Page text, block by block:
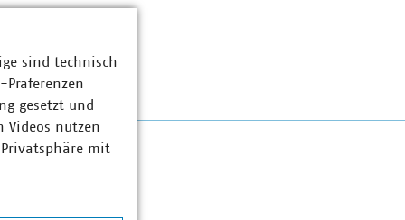
sind technisch
gesetzt und
Videos nutzen
mit